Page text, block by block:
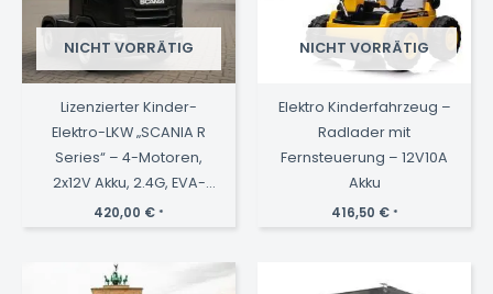
NICHT VORRÄTIG
Lizenzierter Kinder-
Elektro-LKW „SCANIA R
Series“ – 4-Motoren,
2x12V Akku, 2.4G, EVA-
Reifen, Ledersitz-
420,00 € *
NICHT VORRÄTIG
Elektro Kinderfahrzeug –
Radlader mit
Fernsteuerung – 12V10A
Akku
416,50 € *